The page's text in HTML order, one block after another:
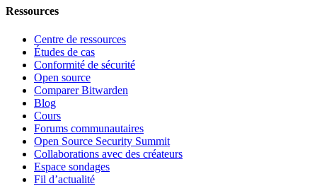
Ressources
Centre de ressources
Études de cas
Conformité de sécurité
Open source
Comparer Bitwarden
Blog
Cours
Forums communautaires
Open Source Security Summit
Collaborations avec des créateurs
Espace sondages
Fil d’actualité